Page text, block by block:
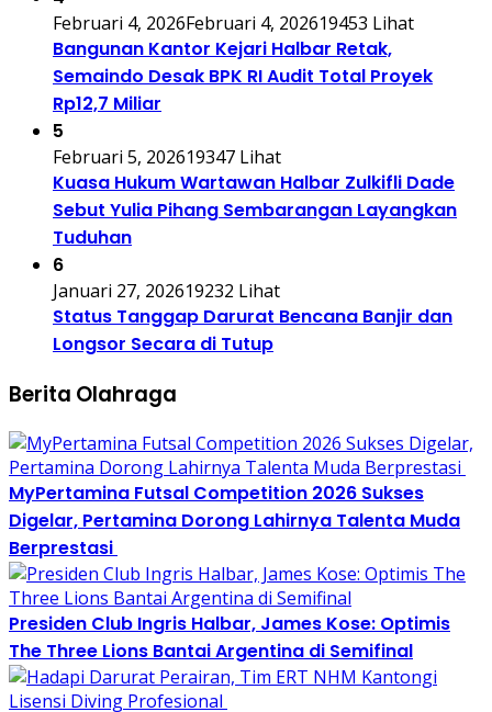
Februari 4, 2026Februari 4, 202619453 Lihat
Bangunan Kantor Kejari Halbar Retak,
Semaindo Desak BPK RI Audit Total Proyek
Rp12,7 Miliar
5
Februari 5, 202619347 Lihat
Kuasa Hukum Wartawan Halbar Zulkifli Dade
Sebut Yulia Pihang Sembarangan Layangkan
Tuduhan
6
Januari 27, 202619232 Lihat
Status Tanggap Darurat Bencana Banjir dan
Longsor Secara di Tutup
Berita Olahraga
MyPertamina Futsal Competition 2026 Sukses
Digelar, Pertamina Dorong Lahirnya Talenta Muda
Berprestasi
Presiden Club Ingris Halbar, James Kose: Optimis
The Three Lions Bantai Argentina di Semifinal